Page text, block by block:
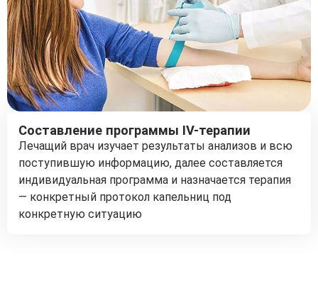
Составление программы IV-терапии
Лечащий врач изучает результаты анализов и всю
поступившую информацию, далее составляется
индивидуальная программа и назначается терапия
— конкретный протокол капельниц под
конкретную ситуацию